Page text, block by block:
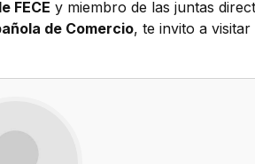
FECE y miembro de las juntas
de Comercio, te invito a visitar